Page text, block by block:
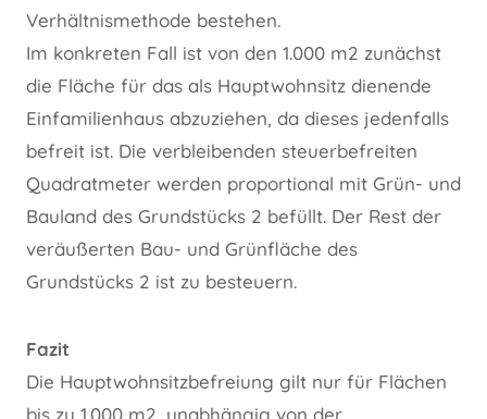
Verhältnismethode bestehen.
Im konkreten Fall ist von den 1.000 m2 zunächst
die Fläche für das als Hauptwohnsitz dienende
Einfamilienhaus abzuziehen, da dieses jedenfalls
befreit ist. Die verbleibenden steuerbefreiten
Quadratmeter werden proportional mit Grün- und
Bauland des Grundstücks 2 befüllt. Der Rest der
veräußerten Bau- und Grünfläche des
Grundstücks 2 ist zu besteuern.
Fazit
Die Hauptwohnsitzbefreiung gilt nur für Flächen
bis zu 1.000 m2, unabhängig von der